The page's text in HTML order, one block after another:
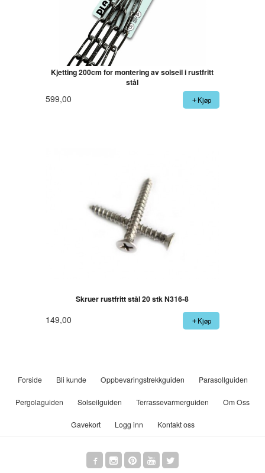
Kjetting 200cm for montering av solseil i rustfritt
stål
599,00 Kjøp
Skruer rustfritt stål 20 stk N316-8
149,00 Kjøp
Forside Bli kunde Oppbevaringstrekkguiden Parasollguiden
Pergolaguiden Solseilguiden Terrassevarmerguiden Om Oss
Gavekort Logg inn Kontakt oss